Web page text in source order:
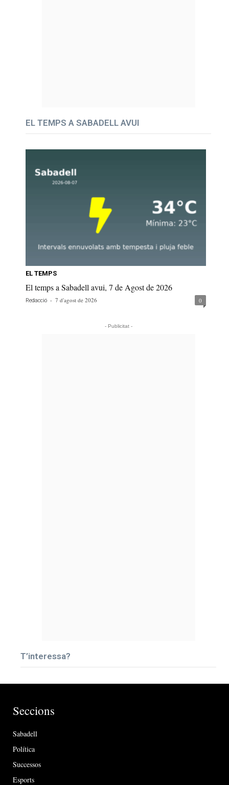
EL TEMPS A SABADELL AVUI
EL TEMPS
El temps a Sabadell avui, 7 de Agost de 2026
Redacció - 7 d'agost de 2026 0
- Publicitat -
T’interessa?
Seccions
Sabadell
Política
Successos
Esports